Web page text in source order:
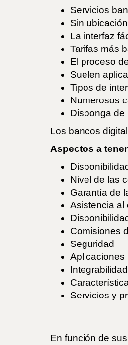
Servicios
Sin
La interfaz
Tarifas más
El proceso
Suelen
Tipos de
Numerosos
Disponga de
Los bancos
Aspectos a
Nivel de las
Garantía de
Asistencia al
Comisiones
Seguridad
Aplicaciones
Servicios y
En función de